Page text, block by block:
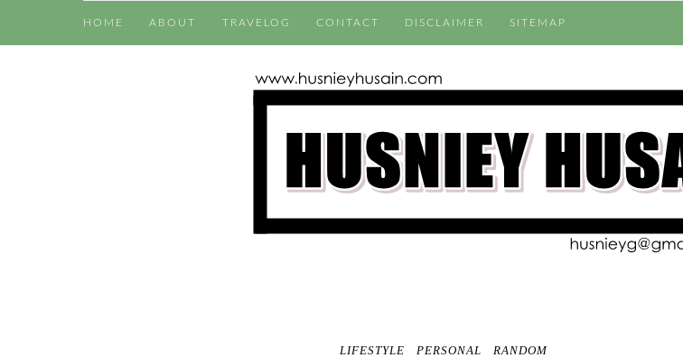
HOME ABOUT TRAVELOG CONTACT DISCLAIMER SITEMAP
LIFESTYLE PERSONAL RANDOM